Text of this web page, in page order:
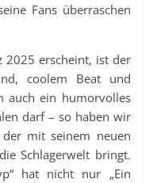
Fans überraschen
2025 erscheint, ist der
coolem Beat und
auch ein humorvolles
darf – so haben wir
mit seinem neuen
Schlagerwelt bringt.
hat nicht nur „Ein